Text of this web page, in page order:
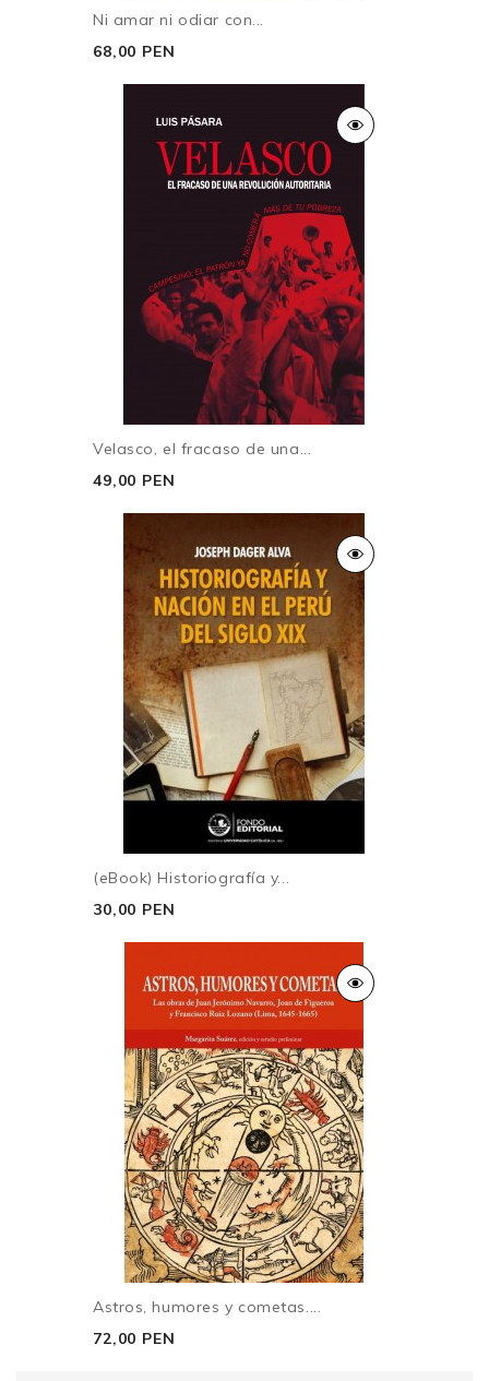
Ni amar ni odiar con...
68,00 PEN
Velasco, el fracaso de una...
49,00 PEN
(eBook) Historiografía y...
30,00 PEN
Astros, humores y cometas....
72,00 PEN